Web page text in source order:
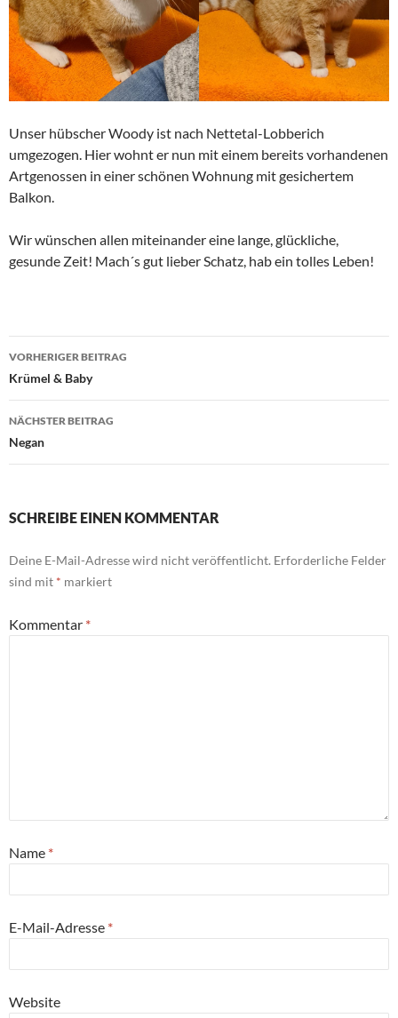
Unser hübscher Woody ist nach Nettetal-Lobberich
umgezogen. Hier wohnt er nun mit einem bereits vorhandenen
Artgenossen in einer schönen Wohnung mit gesichertem
Balkon.
Wir wünschen allen miteinander eine lange, glückliche,
gesunde Zeit! Mach´s gut lieber Schatz, hab ein tolles Leben!
Beitragsnavigation
VORHERIGER BEITRAG
Krümel & Baby
NÄCHSTER BEITRAG
Negan
SCHREIBE EINEN KOMMENTAR
Deine E-Mail-Adresse wird nicht veröffentlicht. Erforderliche Felder
sind mit * markiert
Kommentar *
Name *
E-Mail-Adresse *
Website